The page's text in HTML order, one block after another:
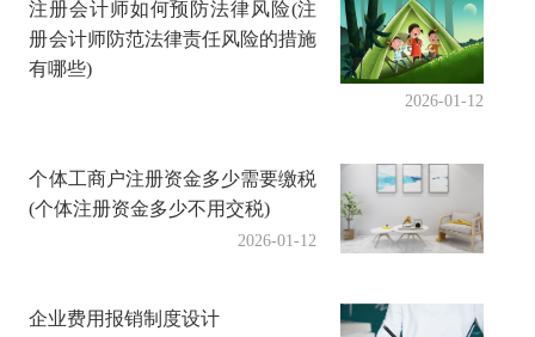
注册会计师如何预防法律风险(注
册会计师防范法律责任风险的措施
有哪些)
2026-01-12
个体工商户注册资金多少需要缴税
(个体注册资金多少不用交税)
2026-01-12
企业费用报销制度设计